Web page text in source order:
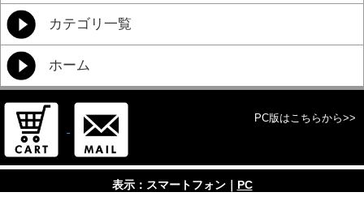
カテゴリ一覧
ホーム
PC版はこちらから>>
表示：スマートフォン｜ PC